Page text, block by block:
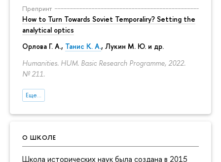
Препринт
How to Turn Towards Soviet Temporaliry? Setting the
analytical optics
Орлова Г. А., Танис К. А., Лукин М. Ю. и др.
Humanities. HUM. Basic Research Programme, 2022.
№ 211.
Еще...
О ШКОЛЕ
Школа исторических наук была создана в 2015